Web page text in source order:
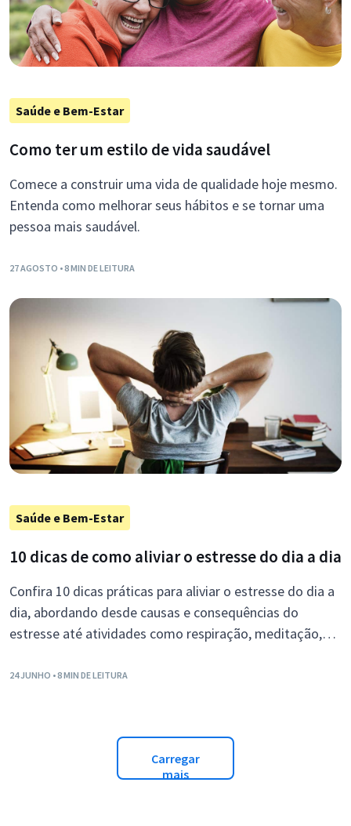
Saúde e Bem-Estar
Como ter um estilo de vida saudável
Comece a construir uma vida de qualidade hoje mesmo.
Entenda como melhorar seus hábitos e se tornar uma
pessoa mais saudável.
27 AGOSTO • 8 MIN DE LEITURA
Saúde e Bem-Estar
10 dicas de como aliviar o estresse do dia a dia
Confira 10 dicas práticas para aliviar o estresse do dia a
dia, abordando desde causas e consequências do
estresse até atividades como respiração, meditação,
gerenciamento do tempo.
24 JUNHO • 8 MIN DE LEITURA
Carregar
mais